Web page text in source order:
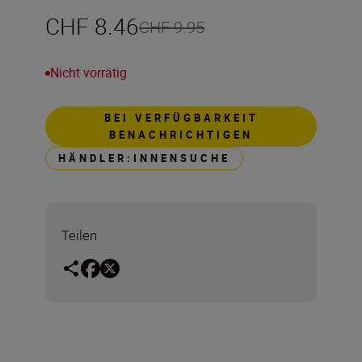
CHF 8.46CHF 9.95
Nicht vorrätig
BEI VERFÜGBARKEIT
BENACHRICHTIGEN
HÄNDLER:INNENSUCHE
Teilen